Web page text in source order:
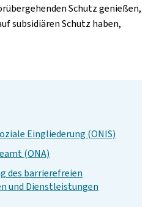
Schutz genießen,
subsidiären Schutz haben,
Eingliederung (ONIS)
(ONA)
des barrierefreien
und Dienstleistungen